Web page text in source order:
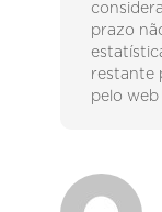
prazo
restante
pelo